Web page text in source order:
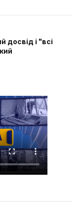
досвід і "всі